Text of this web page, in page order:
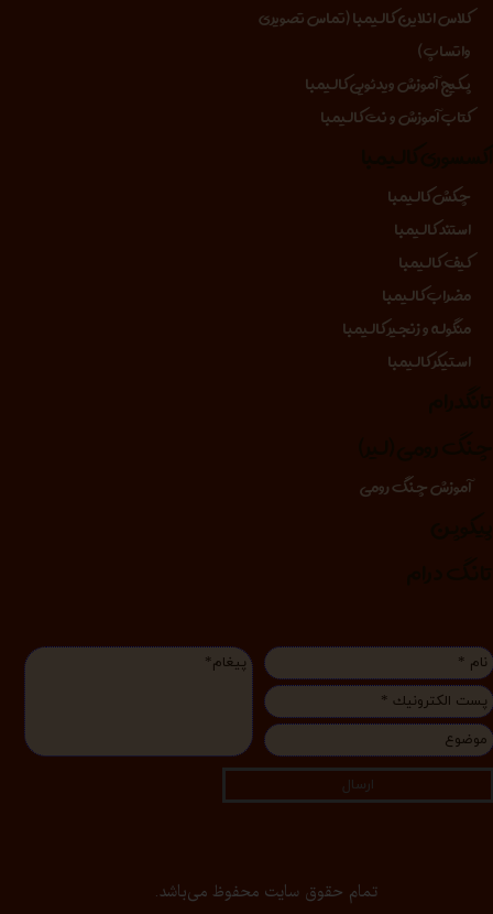
تمام حقوق سایت محفوظ می‌باشد.
ارسال
کلاس انلاین کالیمبا (تماس تصویری
واتساپ)
پکیج آموزش ویدئویی کالیمبا
کتاب آموزش و نت کالیمبا
چکش کالیمبا
استند کالیمبا
کیف کالیمبا
مضراب کالیمبا
منگوله و زنجیر کالیمبا
استیکر کالیمبا
آموزش چنگ رومی